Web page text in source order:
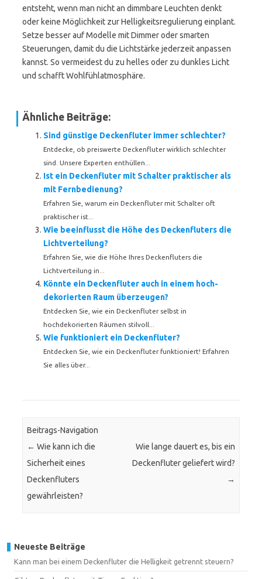
entsteht, wenn man nicht an dimmbare Leuchten denkt
oder keine Möglichkeit zur Helligkeitsregulierung einplant.
Setze besser auf Modelle mit Dimmer oder smarten
Steuerungen, damit du die Lichtstärke jederzeit anpassen
kannst. So vermeidest du zu helles oder zu dunkles Licht
und schafft Wohlfühlatmosphäre.
Ähnliche Beiträge:
Sind günstige Deckenfluter immer schlechter?
Entdecke, ob preiswerte Deckenfluter wirklich schlechter
sind. Unsere Experten enthüllen...
Ist ein Deckenfluter mit Schalter praktischer als
mit Fernbedienung?
Erfahren Sie, warum ein Deckenfluter mit Schalter oft
praktischer ist...
Wie beeinflusst die Höhe des Deckenfluters die
Lichtverteilung?
Erfahren Sie, wie die Höhe Ihres Deckenfluters die
Lichtverteilung in...
Könnte ein Deckenfluter auch in einem hoch­
dekorierten Raum überzeugen?
Entdecken Sie, wie ein Deckenfluter selbst in
hochdekorierten Räumen stilvoll...
Wie funktioniert ein Deckenfluter?
Entdecken Sie, wie ein Deckenfluter funktioniert! Erfahren
Sie alles über...
Beitrags-Navigation
← Wie kann ich die
Sicherheit eines
Deckenfluters
gewährleisten?
Wie lange dauert es, bis ein
Deckenfluter geliefert wird?
→
Neueste Beiträge
Kann man bei einem Deckenfluter die Helligkeit getrennt steuern?